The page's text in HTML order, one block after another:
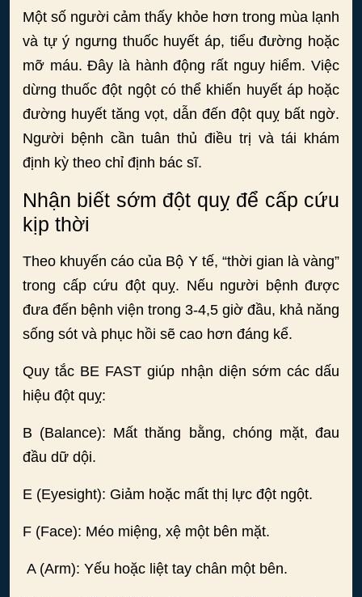
Một số người cảm thấy khỏe hơn trong mùa lạnh
và tự ý ngưng thuốc huyết áp, tiểu đường hoặc
mỡ máu. Đây là hành động rất nguy hiểm. Việc
dừng thuốc đột ngột có thể khiến huyết áp hoặc
đường huyết tăng vọt, dẫn đến đột quỵ bất ngờ.
Người bệnh cần tuân thủ điều trị và tái khám
định kỳ theo chỉ định bác sĩ.
Nhận biết sớm đột quỵ để cấp cứu
kịp thời
Theo khuyến cáo của Bộ Y tế, “thời gian là vàng”
trong cấp cứu đột quỵ. Nếu người bệnh được
đưa đến bệnh viện trong 3-4,5 giờ đầu, khả năng
sống sót và phục hồi sẽ cao hơn đáng kể.
Quy tắc BE FAST giúp nhận diện sớm các dấu
hiệu đột quỵ:
B (Balance): Mất thăng bằng, chóng mặt, đau
đầu dữ dội.
E (Eyesight): Giảm hoặc mất thị lực đột ngột.
F (Face): Méo miệng, xệ một bên mặt.
A (Arm): Yếu hoặc liệt tay chân một bên.